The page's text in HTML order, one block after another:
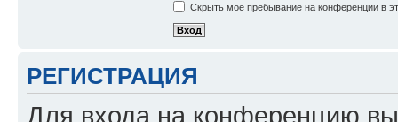
Скрыть моё пребывание на конференции в
РЕГИСТРАЦИЯ
Для входа на конференцию